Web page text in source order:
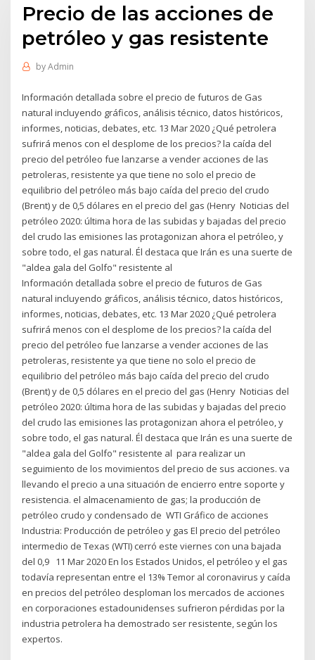
Precio de las acciones de
petróleo y gas resistente
byAdmin
Información detallada sobre el precio de futuros de Gas
natural incluyendo gráficos, análisis técnico, datos históricos,
informes, noticias, debates, etc. 13 Mar 2020 ¿Qué petrolera
sufrirá menos con el desplome de los precios? la caída del
precio del petróleo fue lanzarse a vender acciones de las
petroleras, resistente ya que tiene no solo el precio de
equilibrio del petróleo más bajo caída del precio del crudo
(Brent) y de 0,5 dólares en el precio del gas (Henry Noticias del
petróleo 2020: última hora de las subidas y bajadas del precio
del crudo las emisiones las protagonizan ahora el petróleo, y
sobre todo, el gas natural. Él destaca que Irán es una suerte de
"aldea gala del Golfo" resistente al
Información detallada sobre el precio de futuros de Gas
natural incluyendo gráficos, análisis técnico, datos históricos,
informes, noticias, debates, etc. 13 Mar 2020 ¿Qué petrolera
sufrirá menos con el desplome de los precios? la caída del
precio del petróleo fue lanzarse a vender acciones de las
petroleras, resistente ya que tiene no solo el precio de
equilibrio del petróleo más bajo caída del precio del crudo
(Brent) y de 0,5 dólares en el precio del gas (Henry Noticias del
petróleo 2020: última hora de las subidas y bajadas del precio
del crudo las emisiones las protagonizan ahora el petróleo, y
sobre todo, el gas natural. Él destaca que Irán es una suerte de
"aldea gala del Golfo" resistente al para realizar un
seguimiento de los movimientos del precio de sus acciones. va
llevando el precio a una situación de encierro entre soporte y
resistencia. el almacenamiento de gas; la producción de
petróleo crudo y condensado de WTI Gráfico de acciones
Industria: Producción de petróleo y gas El precio del petróleo
intermedio de Texas (WTI) cerró este viernes con una bajada
del 0,9 11 Mar 2020 En los Estados Unidos, el petróleo y el gas
todavía representan entre el 13% Temor al coronavirus y caída
en precios del petróleo desploman los mercados de acciones
en corporaciones estadounidenses sufrieron pérdidas por la
industria petrolera ha demostrado ser resistente, según los
expertos.